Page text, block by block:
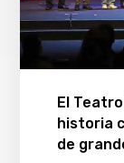
El
historia
de